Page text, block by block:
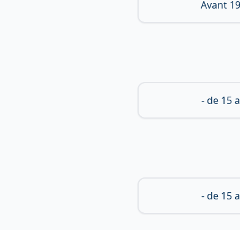
Avant
- de 15
- de 15